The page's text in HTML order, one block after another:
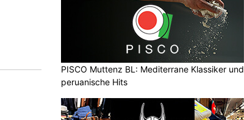
PISCO Muttenz BL: Mediterrane Klassiker und
peruanische Hits